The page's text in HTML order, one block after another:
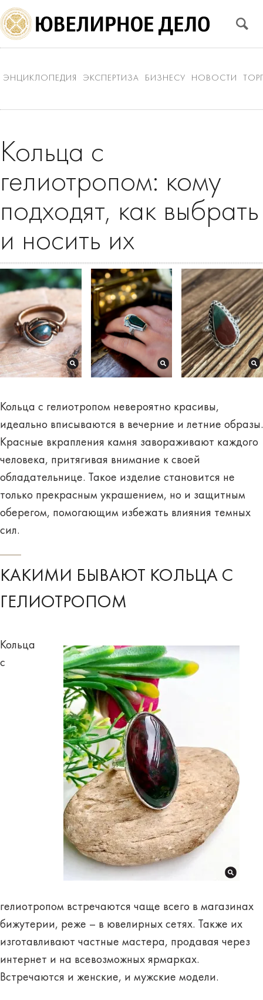
ЭНЦИКЛОПЕДИЯ ЭКСПЕРТИЗА БИЗНЕСУ НОВОСТИ
Кольца с
гелиотропом: кому
подходят, как выбрать
и носить их
Кольца с гелиотропом невероятно красивы,
идеально вписываются в вечерние и летние образы.
Красные вкрапления камня завораживают каждого
человека, притягивая внимание к своей
обладательнице. Такое изделие становится не
только прекрасным украшением, но и защитным
оберегом, помогающим избежать влияния темных
сил.
КАКИМИ БЫВАЮТ КОЛЬЦА С
ГЕЛИОТРОПОМ
Кольца
с
гелиотропом встречаются чаще всего в магазинах
бижутерии, реже – в ювелирных сетях. Также их
изготавливают частные мастера, продавая через
интернет и на всевозможных ярмарках.
Встречаются и женские, и мужские модели.